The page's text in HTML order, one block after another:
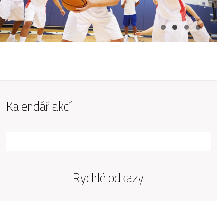
Kalendář akcí
Rychlé odkazy